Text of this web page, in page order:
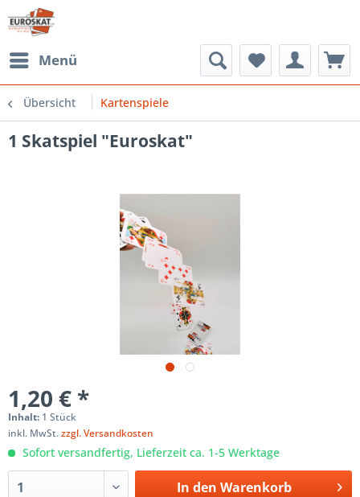
Menü
Übersicht Kartenspiele
1 Skatspiel "Euroskat"
1,20 € *
Inhalt: 1 Stück
inkl. MwSt.zzgl. Versandkosten
Sofort versandfertig, Lieferzeit ca. 1-5 Werktage
In den Warenkorb